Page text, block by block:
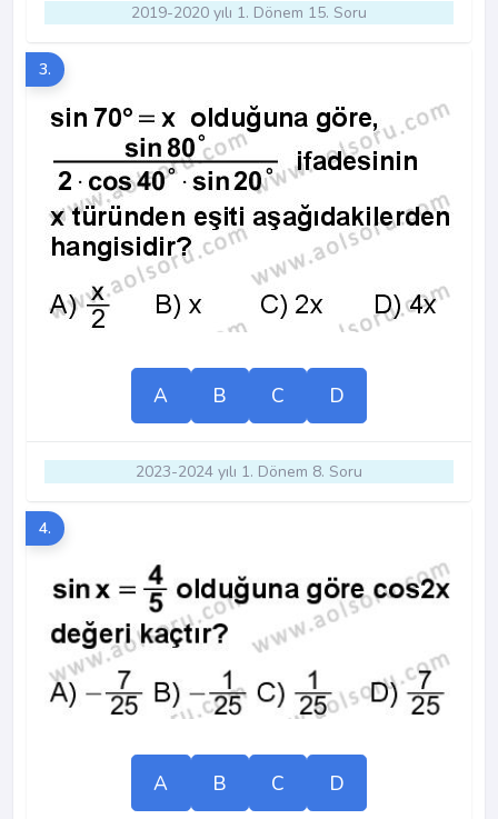
2019-2020 yılı 1. Dönem 15. Soru
3.
A B C D
2023-2024 yılı 1. Dönem 8. Soru
4.
A B C D